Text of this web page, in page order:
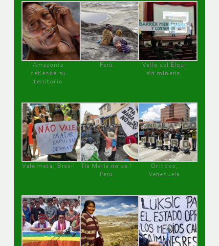
Amazonía
defiende su
territorio
Perú
Valle del Elqui
sin minería.
Vale mata, Brasil
Tía María no va !
Perú
Orinoco,
Venezuela